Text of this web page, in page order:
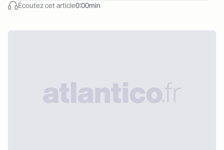
Écoutez cet article0:00min